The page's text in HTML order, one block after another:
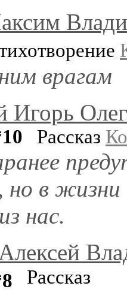
врагам
Игорь
Рассказ
но в
нас.
Рассказ